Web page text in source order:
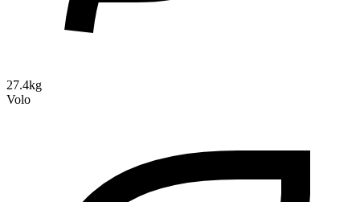
27.4kg
Volo